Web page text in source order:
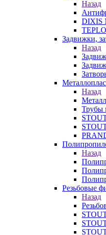
Назад
DIXIS
Задвижки,
Назад
Назад
Трубы
Назад
Резьбовые
Назад